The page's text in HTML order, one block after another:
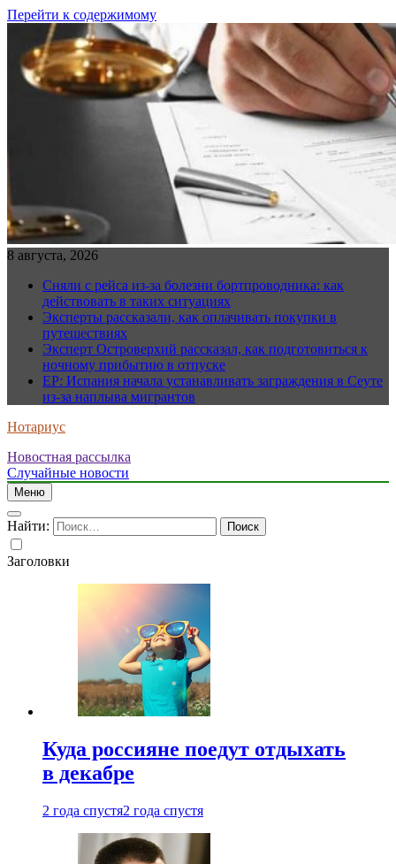
Перейти к содержимому
8 августа, 2026
Сняли с рейса из-за болезни бортпроводника: как
действовать в таких ситуациях
Эксперты рассказали, как оплачивать покупки в
путешествиях
Эксперт Островерхий рассказал, как подготовиться к
ночному прибытию в отпуске
EP: Испания начала устанавливать заграждения в Сеуте
из-за наплыва мигрантов
Нотариус
Новостная рассылка
Случайные новости
Меню
Найти:
Заголовки
Куда россияне поедут отдыхать
в декабре
2 года спустя2 года спустя